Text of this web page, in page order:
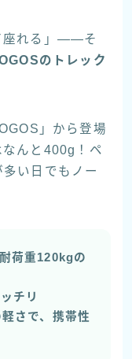
座れる」——そ
のトレック
」から登場
なんと400g！ペ
い日でもノー
荷重120kgの
チリ
さで、携帯性